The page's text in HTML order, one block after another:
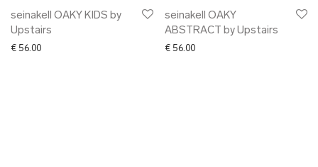
seinakell OAKY KIDS by
Upstairs
€ 56.00
seinakell OAKY
ABSTRACT by Upstairs
€ 56.00